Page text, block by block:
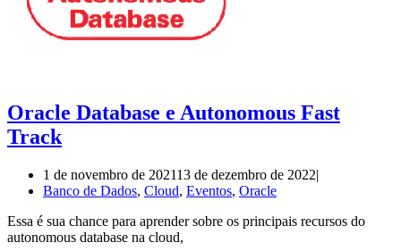
Oracle Database e Autonomous Fast
Track
1 de novembro de 202113 de dezembro de 2022
Banco de Dados, Cloud, Eventos, Oracle
Essa é sua chance para aprender sobre os principais recursos do
autonomous database na cloud,